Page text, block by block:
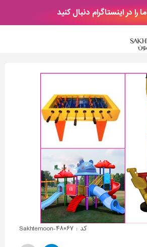
ما را در اینستاگرام دنبال کنید
کد : Sakhtemoon-۴۸۰۶۷